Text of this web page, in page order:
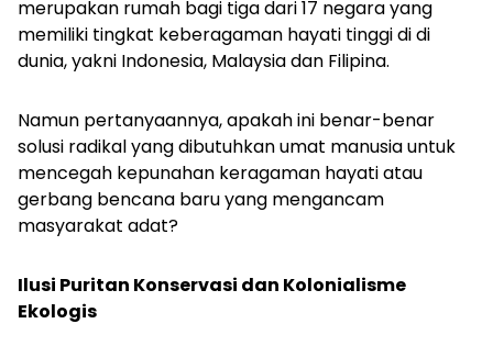
merupakan rumah bagi tiga dari 17 negara yang
memiliki tingkat keberagaman hayati tinggi di di
dunia, yakni Indonesia, Malaysia dan Filipina.
Namun pertanyaannya, apakah ini benar-benar
solusi radikal yang dibutuhkan umat manusia untuk
mencegah kepunahan keragaman hayati atau
gerbang bencana baru yang mengancam
masyarakat adat?
Ilusi Puritan Konservasi dan Kolonialisme
Ekologis